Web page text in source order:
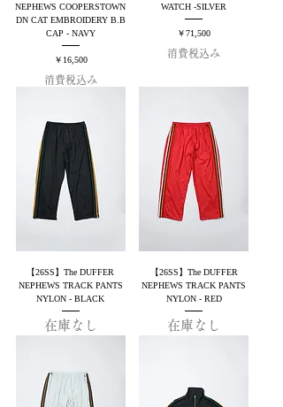
NEPHEWS COOPERSTOWN
DN CAT EMBROIDERY B.B
CAP - NAVY
価格
￥16,500
消費税込み
WATCH -SILVER
価格
￥71,500
消費税込み
【26SS】The DUFFER
NEPHEWS TRACK PANTS
NYLON - BLACK
在庫なし
【26SS】The DUFFER
NEPHEWS TRACK PANTS
NYLON - RED
在庫なし